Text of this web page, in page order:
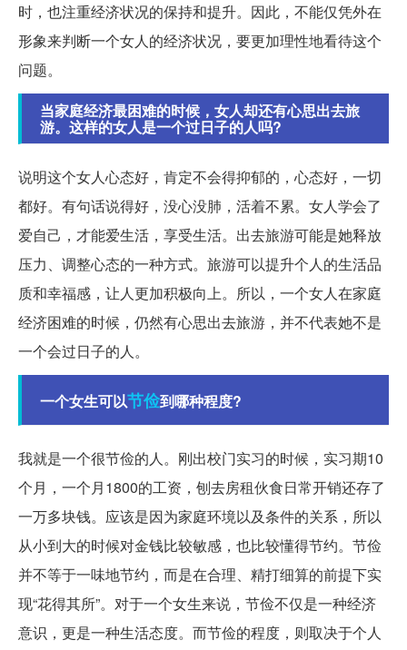
时，也注重经济状况的保持和提升。因此，不能仅凭外在
形象来判断一个女人的经济状况，要更加理性地看待这个
问题。
当家庭经济最困难的时候，女人却还有心思出去旅
游。这样的女人是一个过日子的人吗?
说明这个女人心态好，肯定不会得抑郁的，心态好，一切
都好。有句话说得好，没心没肺，活着不累。女人学会了
爱自己，才能爱生活，享受生活。出去旅游可能是她释放
压力、调整心态的一种方式。旅游可以提升个人的生活品
质和幸福感，让人更加积极向上。所以，一个女人在家庭
经济困难的时候，仍然有心思出去旅游，并不代表她不是
一个会过日子的人。
一个女生可以节俭到哪种程度?
我就是一个很节俭的人。刚出校门实习的时候，实习期10
个月，一个月1800的工资，刨去房租伙食日常开销还存了
一万多块钱。应该是因为家庭环境以及条件的关系，所以
从小到大的时候对金钱比较敏感，也比较懂得节约。节俭
并不等于一味地节约，而是在合理、精打细算的前提下实
现“花得其所”。对于一个女生来说，节俭不仅是一种经济
意识，更是一种生活态度。而节俭的程度，则取决于个人